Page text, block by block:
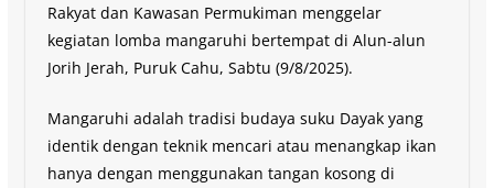
Rakyat dan Kawasan Permukiman menggelar
kegiatan lomba mangaruhi bertempat di Alun-alun
Jorih Jerah, Puruk Cahu, Sabtu (9/8/2025).
Mangaruhi adalah tradisi budaya suku Dayak yang
identik dengan teknik mencari atau menangkap ikan
hanya dengan menggunakan tangan kosong di